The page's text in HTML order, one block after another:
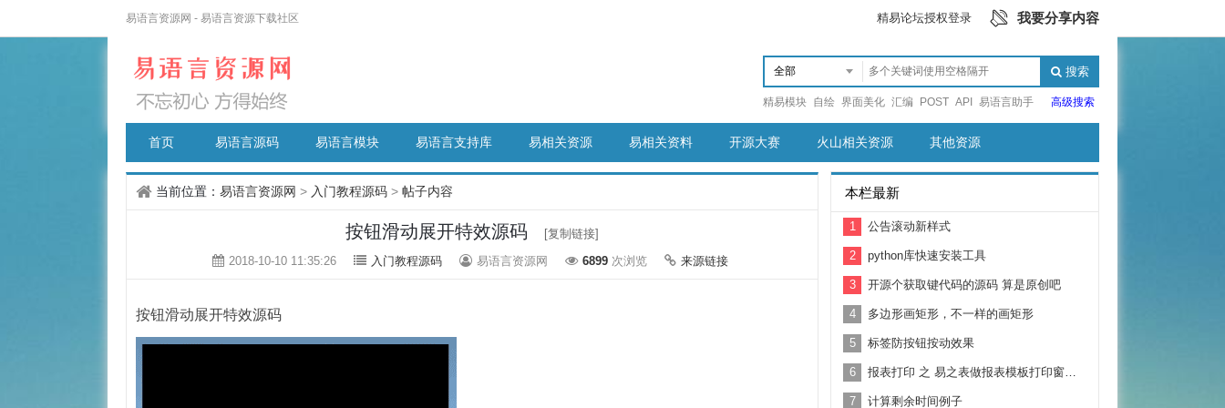
易语言资源网 - 易语言资源下载社区 精易论坛授权登录 我要分享内容
搜索
精易模块 自绘 界面美化 汇编 POST API 易语言助手 高级搜索
首页 易语言源码 易语言模块 易语言支持库 易相关资源 易相关资料 开源大赛 火山相关资源 其他资源
当前位置： 易语言资源网 > 入门教程源码 > 帖子内容
按钮滑动展开特效源码
[复制链接]
2018-10-10 11:35:26
入门教程源码 易语言资源网 6899 次浏览 来源链接
按钮滑动展开特效源码
本栏最新
1 公告滚动新样式
2 python库快速安装工具
3 开源个获取键代码的源码 算是原创吧
4 多边形画矩形，不一样的画矩形
5 标签防按钮按动效果
6 报表打印 之 易之表做报表模板打印窗口内容基本功能示例
7 计算剩余时间例子